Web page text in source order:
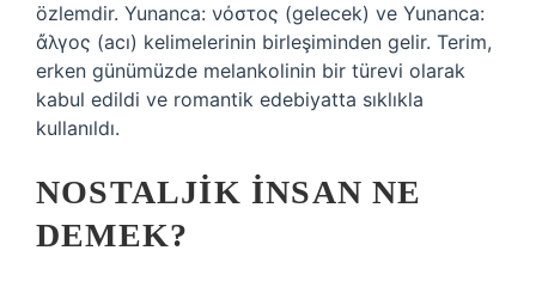
özlemdir. Yunanca: νόστος (gelecek) ve Yunanca:
ἄλγος (acı) kelimelerinin birleşiminden gelir. Terim,
erken günümüzde melankolinin bir türevi olarak
kabul edildi ve romantik edebiyatta sıklıkla
kullanıldı.
NOSTALJIK INSAN NE
DEMEK?